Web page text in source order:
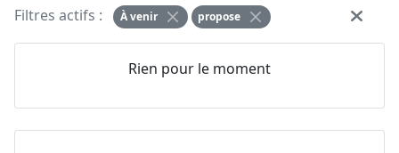
Filtres actifs : À venir propose
Rien pour le moment